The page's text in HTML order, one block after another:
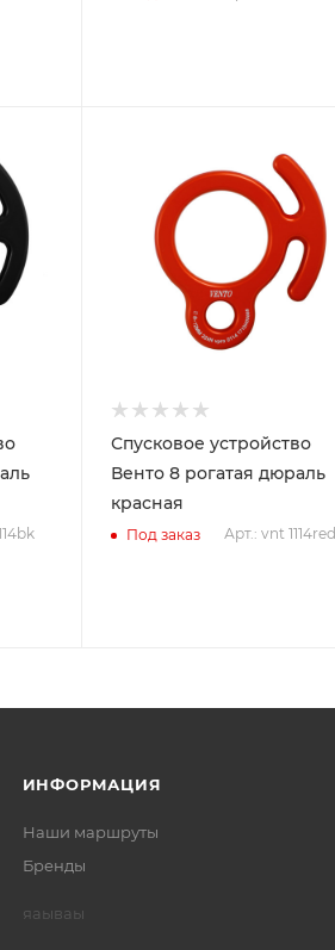
Спусковое устройство
Венто 8 рогатая дюраль
красная
Под заказ Арт.: vnt 1114red
ИНФОРМАЦИЯ
Наши маршруты
Бренды
яаываы